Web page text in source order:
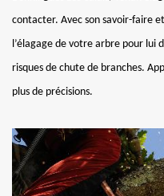
contacter. Avec son savoir-faire
l’élagage de votre arbre pour lui
risques de chute de branches.
plus de précisions.